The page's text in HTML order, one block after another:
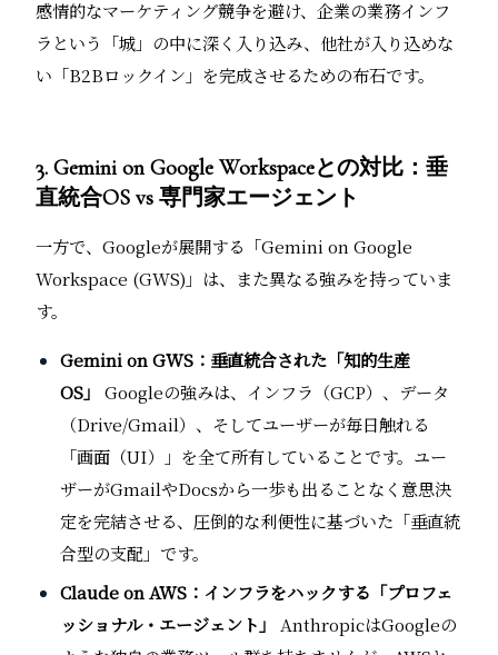
感情的なマーケティング競争を避け、企業の業務インフ
ラという「城」の中に深く入り込み、他社が入り込めな
い「B2Bロックイン」を完成させるための布石です。
3. Gemini on Google Workspaceとの対比：垂
直統合OS vs 専門家エージェント
一方で、Googleが展開する「Gemini on Google
Workspace (GWS)」は、また異なる強みを持っていま
す。
Gemini on GWS：垂直統合された「知的生産
OS」
Googleの強みは、インフラ（GCP）、データ
（Drive/Gmail）、そしてユーザーが毎日触れる
「画面（UI）」を全て所有していることです。ユー
ザーがGmailやDocsから一歩も出ることなく意思決
定を完結させる、圧倒的な利便性に基づいた「垂直統
合型の支配」です。
Claude on AWS：インフラをハックする「プロフェ
ッショナル・エージェント」
AnthropicはGoogleの